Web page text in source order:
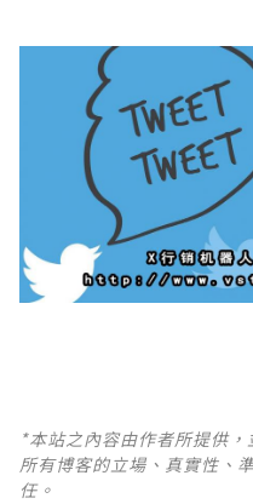
*本站之內容由作者所提供
所有博客的立場、真實性、
任。